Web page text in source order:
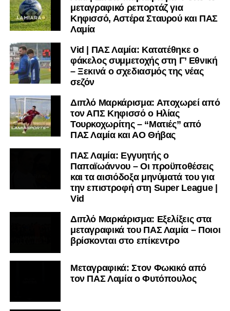
ΠΑΣ Λαμία:
Λαζαρίνας, Λαμπίρης, Ορφανός, Κοκκίνης,
Παπαδάκος, Αντερέμι, Κάτανας, Βασίλας, Σκόνδρας Α.,
Μέτσε, Κακάμης
Ακολουθήστε το lamiara.grστοGoogle Newsγια να
μαθαίνετε πρώτοι τα κυανόλευκα νέα στην Ελλάδα και τον
υπόλοιπο κόσμο. Ακολουθήστε το lamiara.gr στο
Twitterκαι στο
μαθαίνετε σε χρόνο dt όλα τα νέα.
μεταγραφικό ρεπορτάζ για
Κηφισσό, Αστέρα Σταυρού και ΠΑΣ
Λαμία
Vid | ΠΑΣ Λαμία: Κατατέθηκε ο
φάκελος συμμετοχής στη Γ’ Εθνική
– Ξεκινά ο σχεδιασμός της νέας
σεζόν
Διπλό Μαρκάρισμα: Αποχωρεί από
τον ΑΠΣ Κηφισσό ο Ηλίας
Τουρκοχωρίτης – “Ματιές” από
ΠΑΣ Λαμία και ΑΟ Θήβας
ΠΑΣ Λαμία: Εγγυητής ο
Παπαϊωάννου – Οι προϋποθέσεις
και τα αισιόδοξα μηνύματά του για
την επιστροφή στη Super League |
Vid
Διπλό Μαρκάρισμα: Εξελίξεις στα
μεταγραφικά του ΠΑΣ Λαμία – Ποιοι
βρίσκονται στο επίκεντρο
Μεταγραφικά: Στον Φωκικό από
τον ΠΑΣ Λαμία ο Φυτόπουλος